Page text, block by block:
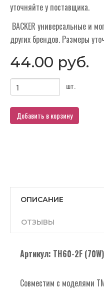
уточняйте у поставщика.
BACKER универсальные и
других брендов. Размеры
44.00 руб.
шт.
Добавить в корзину
ОПИСАНИЕ
ОТЗЫВЫ
Артикул: TH60-2F (70W)
Совместим с моделями